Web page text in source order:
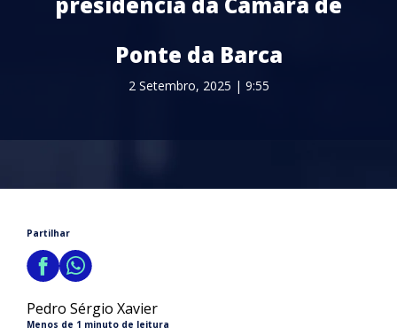
Ponte da Barca
2 Setembro, 2025 | 9:55
Partilhar
Pedro Sérgio Xavier
Menos de 1 minuto de leitura